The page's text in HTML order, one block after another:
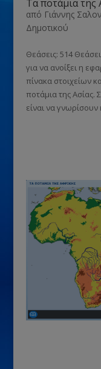
Τα ποτάμια της
από Γιάννης
Δημοτικού
Θεάσεις: 514
για να ανοίξει η
πίνακα στοιχείων
ποτάμια της Ασίας.
είναι να